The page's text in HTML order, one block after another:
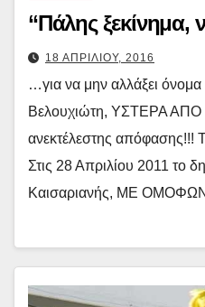
“Πάλης ξεκίνημα,
18 ΑΠΡΙΛΙΟΥ, 2016
…για να μην αλλάξει
Βελουχιώτη, ΥΣΤΕΡΑ
ανεκτέλεστης απόφασης!!!
Στις 28 Απριλίου 2011 το
Καισαριανής, ΜΕ